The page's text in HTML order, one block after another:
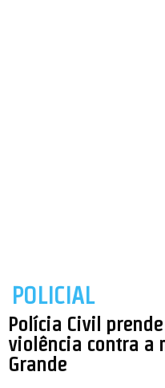
POLICIAL
Polícia Civil
violência contra a
Grande